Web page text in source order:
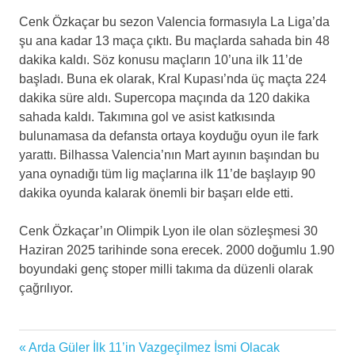
Cenk Özkaçar bu sezon Valencia formasıyla La Liga’da
şu ana kadar 13 maça çıktı. Bu maçlarda sahada bin 48
dakika kaldı. Söz konusu maçların 10’una ilk 11’de
başladı. Buna ek olarak, Kral Kupası’nda üç maçta 224
dakika süre aldı. Supercopa maçında da 120 dakika
sahada kaldı. Takımına gol ve asist katkısında
bulunamasa da defansta ortaya koyduğu oyun ile fark
yarattı. Bilhassa Valencia’nın Mart ayının başından bu
yana oynadığı tüm lig maçlarına ilk 11’de başlayıp 90
dakika oyunda kalarak önemli bir başarı elde etti.
Cenk Özkaçar’ın Olimpik Lyon ile olan sözleşmesi 30
Haziran 2025 tarihinde sona erecek. 2000 doğumlu 1.90
boyundaki genç stoper milli takıma da düzenli olarak
çağrılıyor.
cenk
Previous
Arda Güler İlk 11’in Vazgeçilmez İsmi Olacak